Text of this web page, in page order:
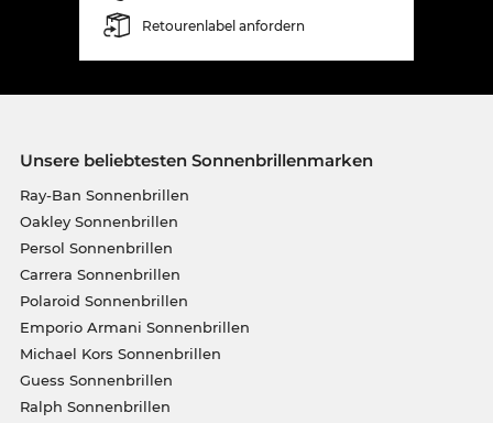
Retourenlabel anfordern
Unsere beliebtesten Sonnenbrillenmarken
Ray-Ban Sonnenbrillen
Oakley Sonnenbrillen
Persol Sonnenbrillen
Carrera Sonnenbrillen
Polaroid Sonnenbrillen
Emporio Armani Sonnenbrillen
Michael Kors Sonnenbrillen
Guess Sonnenbrillen
Ralph Sonnenbrillen